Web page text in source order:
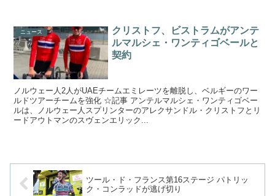
ニュース
クリストフ、ビストラムがアンテ
ルマルシェ・ワンティゴベールと
契約
ノルウェー人2人がUAEチームエミレーツを離脱し、ベルギーのワー
ルドツアーチームを強化 ☆記事 アンテルマルシェ・ワンティゴベー
ルは、ノルウェー人スプリンターのアレクサンドル・クリストフとリ
ードアウトマンのスヴェンエリック...
ツール・ド・フランス第16ステージ パトリッ
ク・コンラッドが逃げ切り